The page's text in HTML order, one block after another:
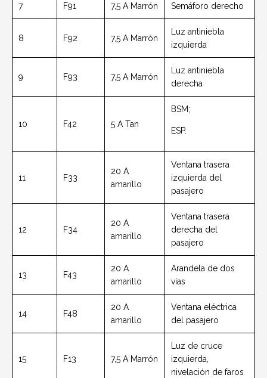
7 F91 7,5 A Marrón Semáforo derecho
8 F92 7,5 A Marrón
Luz antiniebla
izquierda
9 F93 7,5 A Marrón
Luz antiniebla
derecha
10 F42 5 A Tan
BSM;
ESP.
11 F33
20 A
amarillo
Ventana trasera
izquierda del
pasajero
12 F34
20 A
amarillo
Ventana trasera
derecha del
pasajero
13 F43
20 A
amarillo
Arandela de dos
vías
14 F48
20 A
amarillo
Ventana eléctrica
del pasajero
15 F13 7,5 A Marrón
Luz de cruce
izquierda,
nivelación de faros